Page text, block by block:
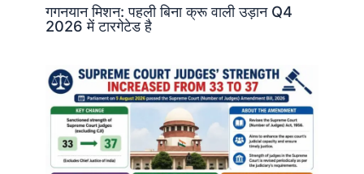
गगनयान मिशन: पहली बिना क्रू वाली उड़ान Q4
2026 में टारगेटेड है